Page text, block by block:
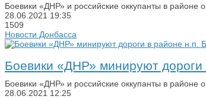
Боевики «ДНР» и российские оккупанты в
28.06.2021 19:35
1509
Новости Донбасса
Боевики «ДНР» минируют
Боевики «ДНР» и российские оккупанты в
28.06.2021 12:25